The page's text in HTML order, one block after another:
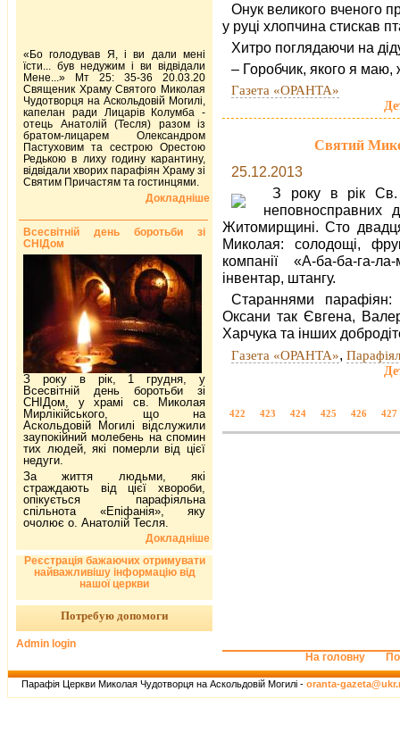
Онук великого вченого
у руці хлопчина стискав
Хитро поглядаючи на
– Горобчик, якого я
Газета «ОРАНТА»
Святий
25.12.2013
З року в рік Св.
неповносправних
Житомирщині. Сто
Миколая: солодощі,
компанії «А-ба-ба-га-
інвентар, штангу.
Стараннями
Оксани так Євгена,
Харчука та інших
Газета «ОРАНТА»,
422 423 424 425 426 427
«Бо голодував Я, і ви дали мені
їсти... був недужим і ви відвідали
Мене...» Мт 25: 35-36 20.03.20
Священик Храму Святого Миколая
Чудотворця на Аскольдовій Могилі,
капелан ради Лицарів Колумба -
отець Анатолій (Тесля) разом із
братом-лицарем Олександром
Пастуховим та сестрою Орестою
Редькою в лиху годину карантину,
відвідали хворих парафіян Храму зі
Святим Причастям та гостинцями.
Докладніше
Всесвітній день боротьби зі
СНІДом
З року в рік, 1 грудня, у
Всесвітній день боротьби зі
СНІДом, у храмі св. Миколая
Мирлікійського, що на
Аскольдовій Могилі відслужили
заупокійний молебень на спомин
тих людей, які померли від цієї
недуги.
За життя людьми, які
страждають від цієї хвороби,
опікується парафіяльна
спільнота «Епіфанія», яку
очолює о. Анатолій Тесля.
Докладніше
Реєстрація бажаючих отримувати
найважливішу інформацію від
нашої церкви
Потребую допомоги
Admin login
На головну
Парафія Церкви Миколая Чудотворця на Аскольдовій Могилі - oranta-